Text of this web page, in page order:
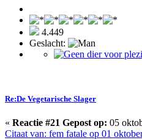
4.449
Geslacht:
Re:De Vegetarische Slager
« Reactie #21 Gepost op: 05
Citaat van: fem fatale op 01